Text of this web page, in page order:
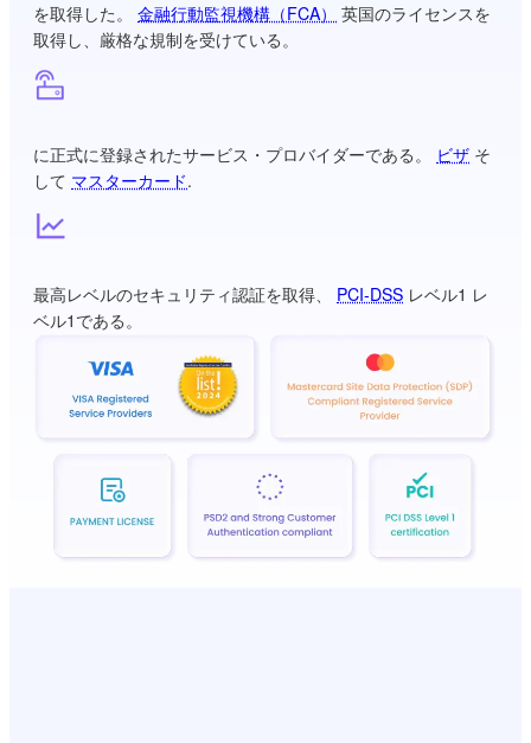
を取得した。 金融行動監視機構（FCA）
英国のライセンスを
取得し、厳格な規制を受けている。
に正式に登録されたサービス・プロバイダーである。 ビザ そ
して マスターカード.
最高レベルのセキュリティ認証を取得、 PCI-DSS レベル1 レ
ベル1である。